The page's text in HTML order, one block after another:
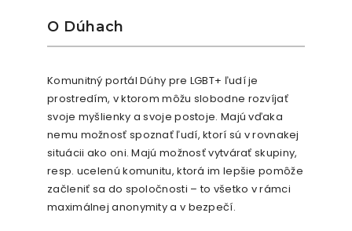
O Dúhach
Komunitný portál Dúhy pre LGBT+ ľudí je
prostredím, v ktorom môžu slobodne rozvíjať
svoje myšlienky a svoje postoje. Majú vďaka
nemu možnosť spoznať ľudí, ktorí sú v rovnakej
situácii ako oni. Majú možnosť vytvárať skupiny,
resp. ucelenú komunitu, ktorá im lepšie pomôže
začleniť sa do spoločnosti – to všetko v rámci
maximálnej anonymity a v bezpečí.